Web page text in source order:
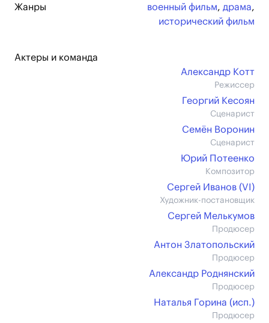
Жанры военный фильм, драма,
исторический фильм
Актеры и команда
Александр Котт
Режиссер
Георгий Кесоян
Сценарист
Семён Воронин
Сценарист
Юрий Потеенко
Композитор
Сергей Иванов (VI)
Художник-постановщик
Сергей Мелькумов
Продюсер
Антон Златопольский
Продюсер
Александр Роднянский
Продюсер
Наталья Горина (иcп.)
Продюсер